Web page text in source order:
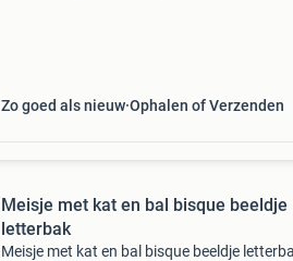
Zo goed als nieuw Ophalen of Verzenden
Meisje met kat en bal bisque beeldje
letterbak
Meisje met kat en bal bisque beeldje